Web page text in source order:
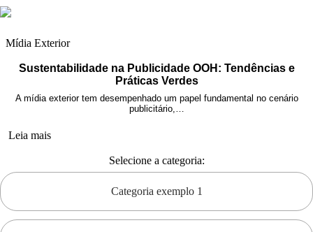
Mídia Exterior
Sustentabilidade na Publicidade OOH: Tendências e
Práticas Verdes
A mídia exterior tem desempenhado um papel fundamental no cenário
publicitário,…
Leia mais
Selecione a categoria:
Categoria exemplo 1